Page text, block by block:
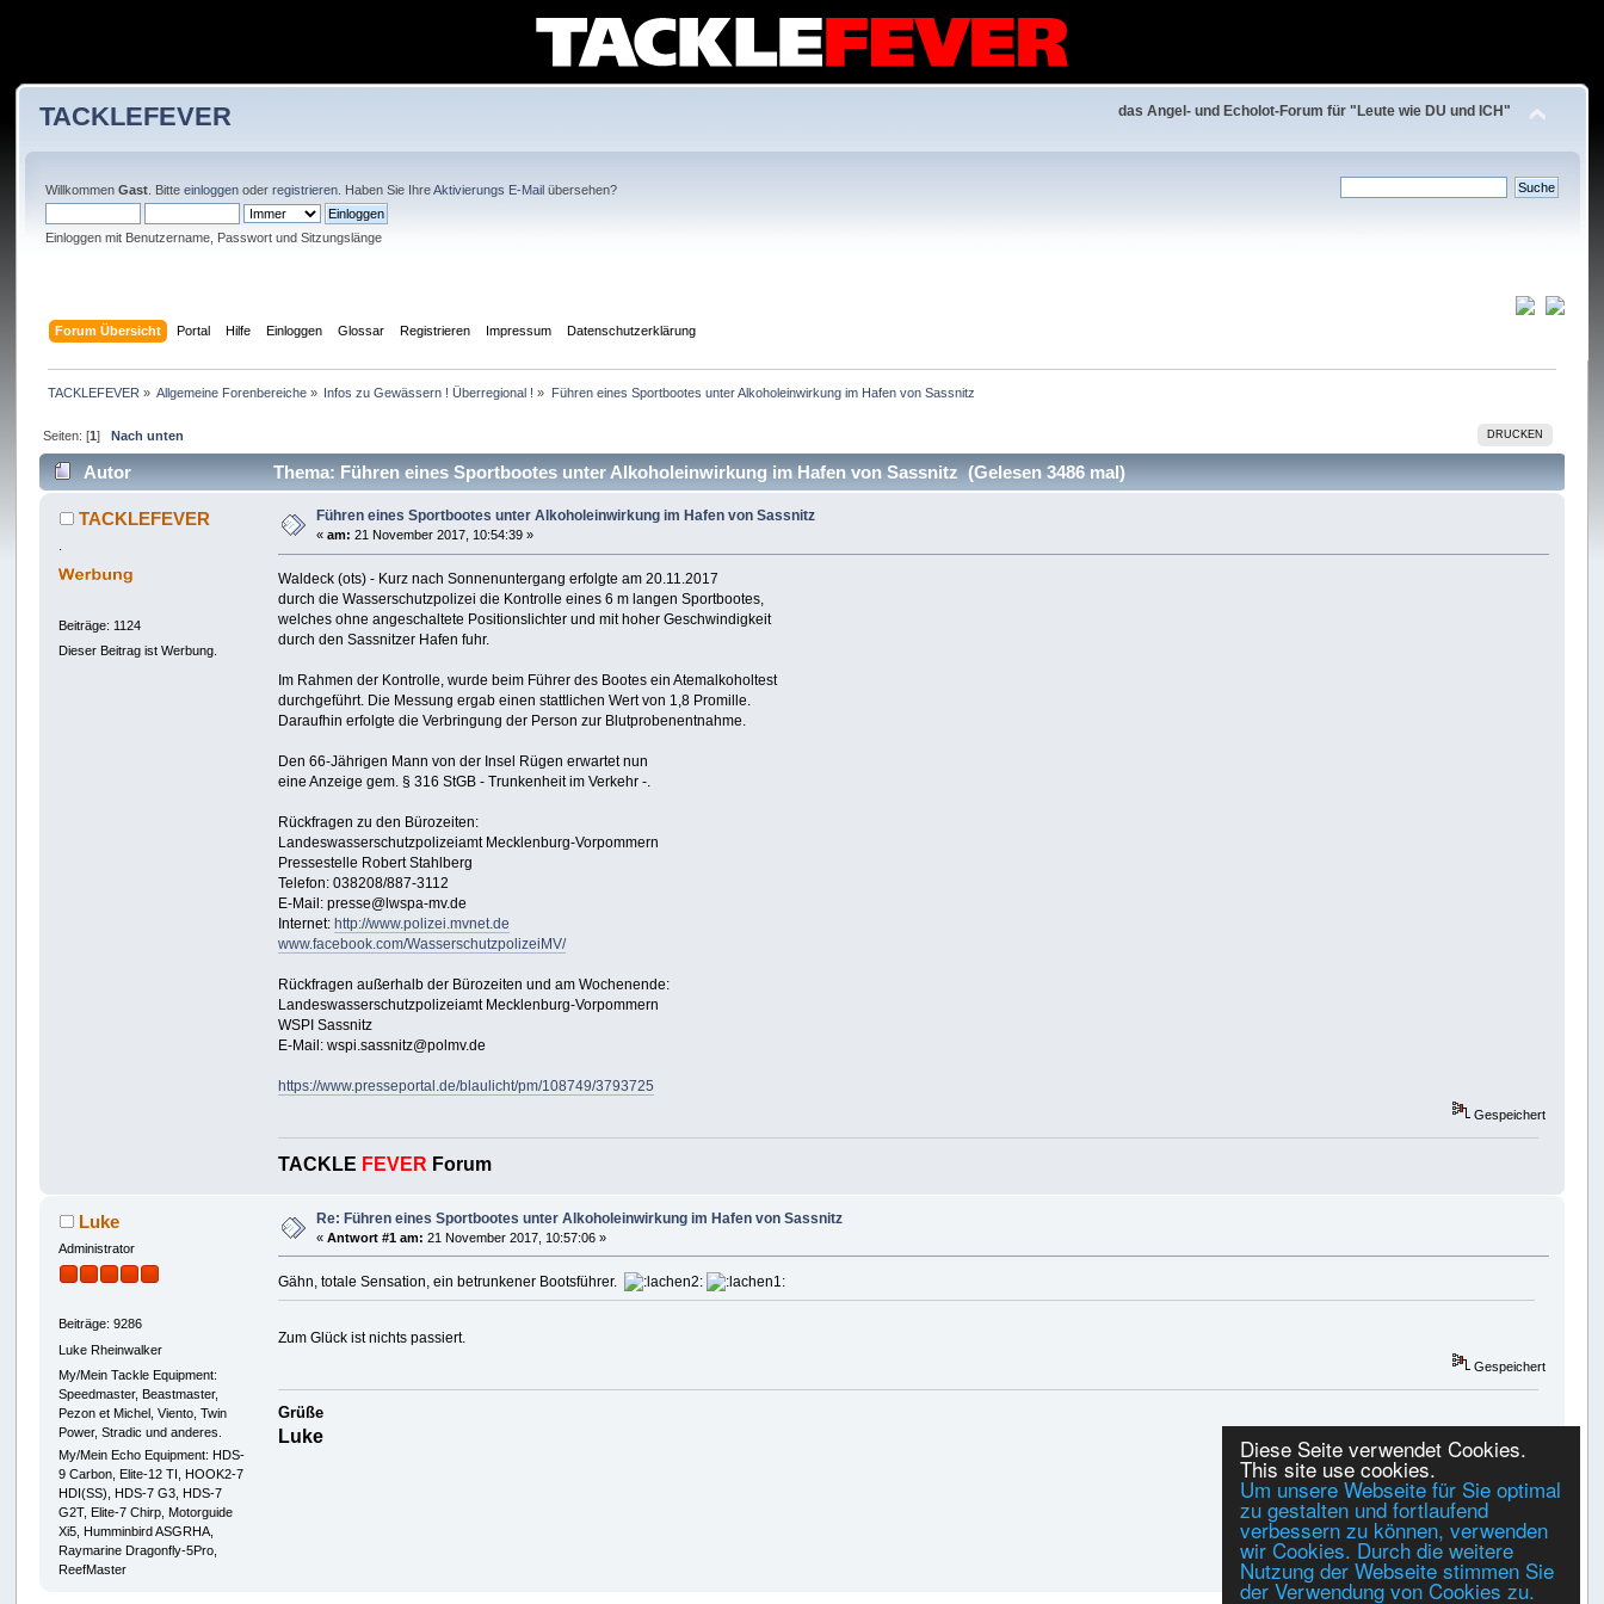
Diese Seite verwendet Cookies.
This site use cookies.
Um unsere Webseite für Sie optimal
zu gestalten und fortlaufend
verbessern zu können, verwenden
wir Cookies. Durch die weitere
Nutzung der Webseite stimmen Sie
der Verwendung von Cookies zu.
TACKLEFEVER das Angel- und Echolot-Forum für "Leute wie DU und ICH"
WillkommenGast . Bitteeinloggen oderregistrieren . Haben Sie IhreAktivierungs E-Mail übersehen?
Einloggen mit Benutzername, Passwort und Sitzungslänge
Forum Übersicht Portal Hilfe Einloggen Glossar Registrieren Impressum Datenschutzerklärung
TACKLEFEVER » Allgemeine Forenbereiche » Infos zu Gewässern ! Überregional ! » Führen eines Sportbootes unter Alkoholeinwirkung im Hafen von Sassnitz
DRUCKEN
Seiten: [1] Nach unten
Autor Thema: Führen eines Sportbootes unter Alkoholeinwirkung im Hafen von Sassnitz (Gelesen 3486 mal)
TACKLEFEVER
Beiträge: 1124
Dieser Beitrag ist Werbung.
Führen eines Sportbootes unter Alkoholeinwirkung im Hafen von Sassnitz
«am: 21 November 2017, 10:54:39 »
Waldeck (ots) - Kurz nach Sonnenuntergang erfolgte am 20.11.2017
durch die Wasserschutzpolizei die Kontrolle eines 6 m langen Sportbootes,
welches ohne angeschaltete Positionslichter und mit hoher Geschwindigkeit
durch den Sassnitzer Hafen fuhr.
Im Rahmen der Kontrolle, wurde beim Führer des Bootes ein Atemalkoholtest
durchgeführt. Die Messung ergab einen stattlichen Wert von 1,8 Promille.
Daraufhin erfolgte die Verbringung der Person zur Blutprobenentnahme.
Den 66-Jährigen Mann von der Insel Rügen erwartet nun
eine Anzeige gem. § 316 StGB - Trunkenheit im Verkehr -.
Rückfragen zu den Bürozeiten:
Landeswasserschutzpolizeiamt Mecklenburg-Vorpommern
Pressestelle Robert Stahlberg
Telefon: 038208/887-3112
E-Mail: presse@lwspa-mv.de
Internet: http://www.polizei.mvnet.de
www.facebook.com/WasserschutzpolizeiMV/
Rückfragen außerhalb der Bürozeiten und am Wochenende:
Landeswasserschutzpolizeiamt Mecklenburg-Vorpommern
WSPI Sassnitz
E-Mail: wspi.sassnitz@polmv.de
https://www.presseportal.de/blaulicht/pm/108749/3793725
Gespeichert
TACKLE FEVER Forum
Luke
Administrator
Beiträge: 9286
Luke Rheinwalker
My/Mein Tackle Equipment:
Speedmaster, Beastmaster,
Pezon et Michel, Viento, Twin
Power, Stradic und anderes.
My/Mein Echo Equipment: HDS-
9 Carbon, Elite-12 TI, HOOK2-7
HDI(SS), HDS-7 G3, HDS-7
G2T, Elite-7 Chirp, Motorguide
Xi5, Humminbird ASGRHA,
Raymarine Dragonfly-5Pro,
ReefMaster
Re: Führen eines Sportbootes unter Alkoholeinwirkung im Hafen von Sassnitz
«Antwort #1 am: 21 November 2017, 10:57:06 »
Gähn, totale Sensation, ein betrunkener Bootsführer.
Zum Glück ist nichts passiert.
Gespeichert
Grüße
Luke